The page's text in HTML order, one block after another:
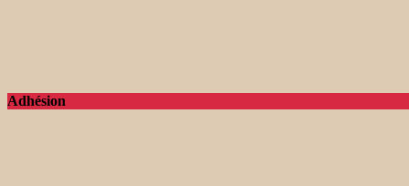
Adhésion